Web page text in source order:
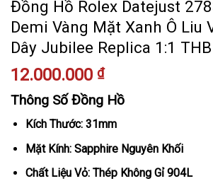
Đồng Hồ Rolex Datejust
Demi Vàng Mặt Xanh Ô Liu
Dây Jubilee Replica 1:1
12.000.000 ₫
Thông Số Đồng Hồ
Kích Thước: 31mm
Mặt Kính: Sapphire Nguyên Khối
Chất Liệu Vỏ: Thép Không Gỉ 904L